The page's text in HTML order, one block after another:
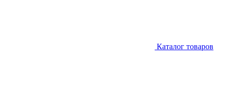
Каталог товаров